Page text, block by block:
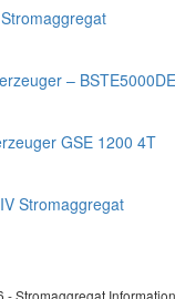
–
GSE 1200 4T
Stromaggregat
- Stromaggregat